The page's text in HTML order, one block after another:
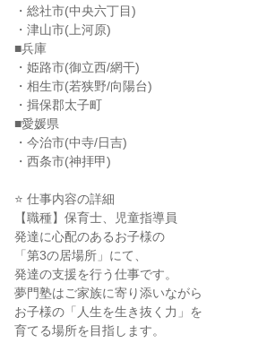
・総社市(中央六丁目)
・津山市(上河原)
■兵庫
・姫路市(御立西/網干)
・相生市(若狭野/向陽台)
・揖保郡太子町
■愛媛県
・今治市(中寺/日吉)
・西条市(神拝甲)
⭐ 仕事内容の詳細
【職種】保育士、児童指導員
発達に心配のあるお子様の
「第3の居場所」にて、
発達の支援を行う仕事です。
夢門塾はご家族に寄り添いながら
お子様の「人生を生き抜く力」を
育てる場所を目指します。